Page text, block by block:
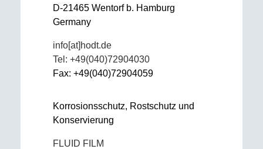
D-21465 Wentorf b. Hamburg
Germany
info[at]hodt.de
Tel: +49(040)72904030
Fax: +49(040)72904059
Korrosionsschutz, Rostschutz und
Konservierung
FLUID FILM